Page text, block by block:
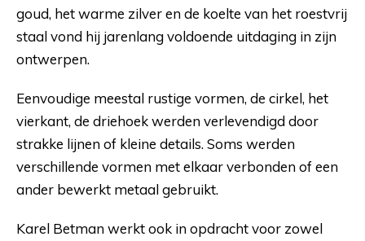
goud, het warme zilver en de koelte van het roestvrij
staal vond hij jarenlang voldoende uitdaging in zijn
ontwerpen.
Eenvoudige meestal rustige vormen, de cirkel, het
vierkant, de driehoek werden verlevendigd door
strakke lijnen of kleine details. Soms werden
verschillende vormen met elkaar verbonden of een
ander bewerkt metaal gebruikt.
Karel Betman werkt ook in opdracht voor zowel